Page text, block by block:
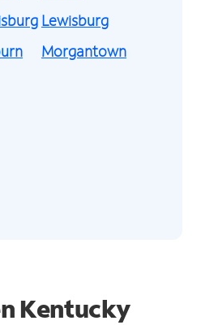
Lewisburg
Morgantown
Kentucky